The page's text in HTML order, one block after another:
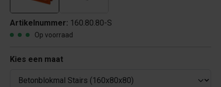
Artikelnummer: 160.80.80-S
Op voorraad
Kies een maat